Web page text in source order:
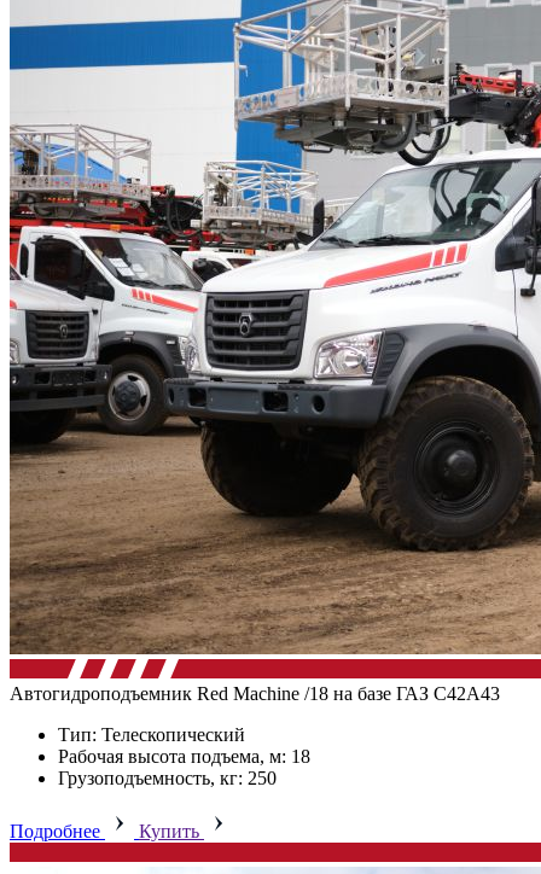
Автогидроподъемник Red Machine /18 на базе ГАЗ C42A43
Тип: Телескопический
Рабочая высота подъема, м: 18
Грузоподъемность, кг: 250
Подробнее Купить